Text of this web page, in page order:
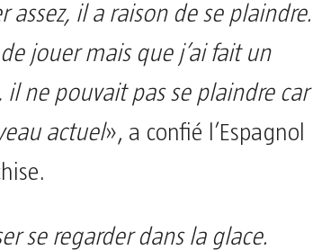
assez, il a raison de se plaindre.
jouer mais que j’ai fait un
ne pouvait pas se plaindre car
actuel», a confié l’Espagnol
se regarder dans la glace.